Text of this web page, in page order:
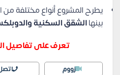
يطرح المشروع أنواع مختلفة
بينهاالشقق السكنية
تعرف على تفاصيل
زووم